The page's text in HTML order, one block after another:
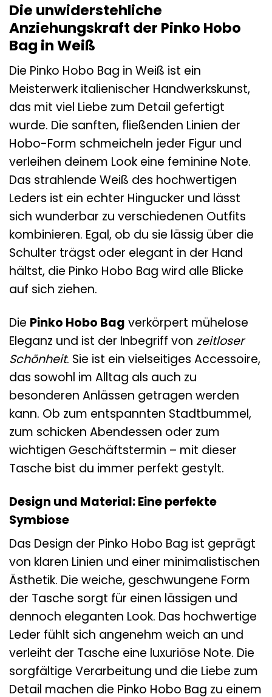
Die unwiderstehliche
Anziehungskraft der Pinko Hobo
Bag in Weiß
Die Pinko Hobo Bag in Weiß ist ein
Meisterwerk italienischer Handwerkskunst,
das mit viel Liebe zum Detail gefertigt
wurde. Die sanften, fließenden Linien der
Hobo-Form schmeicheln jeder Figur und
verleihen deinem Look eine feminine Note.
Das strahlende Weiß des hochwertigen
Leders ist ein echter Hingucker und lässt
sich wunderbar zu verschiedenen Outfits
kombinieren. Egal, ob du sie lässig über die
Schulter trägst oder elegant in der Hand
hältst, die Pinko Hobo Bag wird alle Blicke
auf sich ziehen.
Die Pinko Hobo Bag verkörpert mühelose
Eleganz und ist der Inbegriff von zeitloser
Schönheit. Sie ist ein vielseitiges Accessoire,
das sowohl im Alltag als auch zu
besonderen Anlässen getragen werden
kann. Ob zum entspannten Stadtbummel,
zum schicken Abendessen oder zum
wichtigen Geschäftstermin – mit dieser
Tasche bist du immer perfekt gestylt.
Design und Material: Eine perfekte
Symbiose
Das Design der Pinko Hobo Bag ist geprägt
von klaren Linien und einer minimalistischen
Ästhetik. Die weiche, geschwungene Form
der Tasche sorgt für einen lässigen und
dennoch eleganten Look. Das hochwertige
Leder fühlt sich angenehm weich an und
verleiht der Tasche eine luxuriöse Note. Die
sorgfältige Verarbeitung und die Liebe zum
Detail machen die Pinko Hobo Bag zu einem